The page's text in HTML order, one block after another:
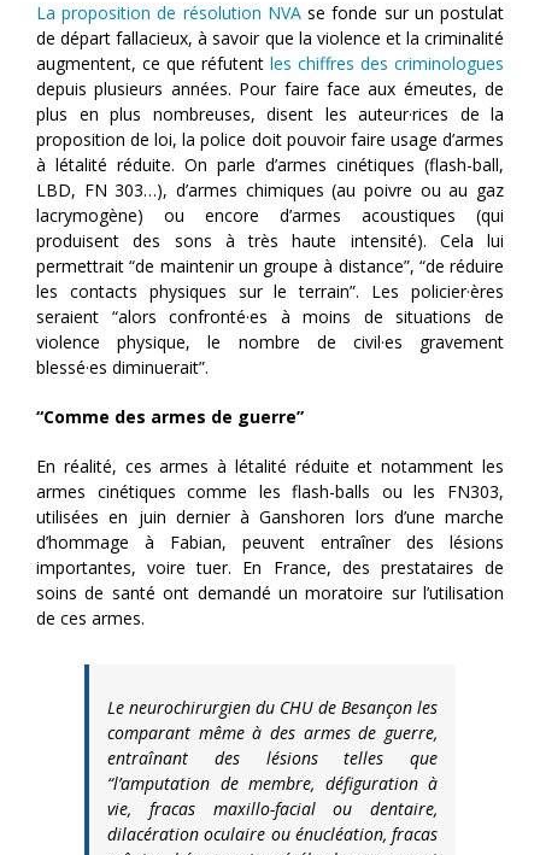
La proposition de résolution NVAse fonde sur un postulat
de départ fallacieux, à savoir que la violence et la criminalité
augmentent, ce que réfutent les chiffres des criminologues
depuis plusieurs années. Pour faire face aux émeutes, de
plus en plus nombreuses, disent les auteur·rices de la
proposition de loi, la police doit pouvoir faire usage d’armes
à létalité réduite. On parle d’armes cinétiques (flash-ball,
LBD, FN 303…), d’armes chimiques (au poivre ou au gaz
lacrymogène) ou encore d’armes acoustiques (qui
produisent des sons à très haute intensité). Cela lui
permettrait “de maintenir un groupe à distance”, “de réduire
les contacts physiques sur le terrain”. Les policier·ères
seraient “alors confronté·es à moins de situations de
violence physique, le nombre de civil·es gravement
blessé·es diminuerait”.
“Comme des armes de guerre”
En réalité, ces armes à létalité réduite et notamment les
armes cinétiques comme les flash-balls ou les FN303,
utilisées en juin dernier à Ganshoren lors d’une marche
d’hommage à Fabian, peuvent entraîner des lésions
importantes, voire tuer. En France, des prestataires de
soins de santé ont demandé un moratoire sur l’utilisation
de ces armes.
Le neurochirurgien du CHU de Besançon les
comparant même à des armes de guerre,
entraînant des lésions telles que
“l’amputation de membre, défiguration à
vie, fracas maxillo-facial ou dentaire,
dilacération oculaire ou énucléation, fracas